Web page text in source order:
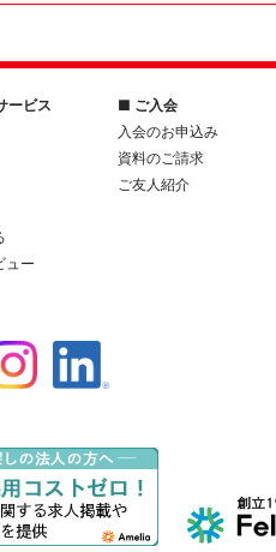
ービス
ュー
■ ご入会
入会のお申込み
資料のご請求
ご友人紹介